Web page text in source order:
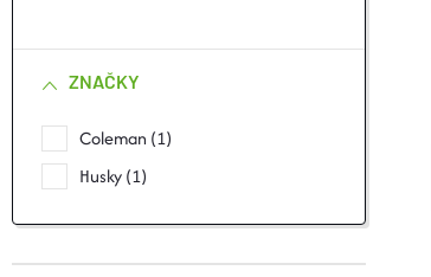
P
ZNAČKY
Coleman 1
Husky 1